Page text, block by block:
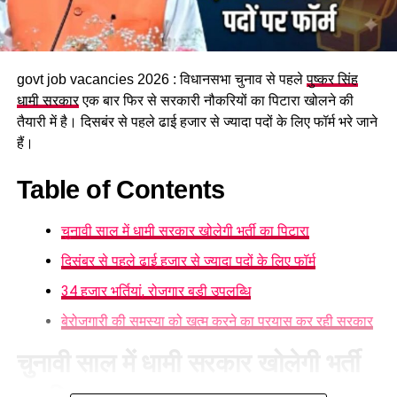
govt job vacancies 2026 : विधानसभा चुनाव से पहलेपुष्कर सिंह
धामी सरकारएक बार फिर से सरकारी नौकरियों का पिटारा खोलने की
तैयारी में है। दिसबंर से पहले ढाई हजार से ज्यादा पदों के लिए फॉर्म भरे जाने
हैं।
Table of Contents
चुनावी साल में धामी सरकार खोलेगी भर्ती का पिटारा
दिसंबर से पहले ढाई हजार से ज्यादा पदों के लिए फॉर्म
34 हजार भर्तियां, रोजगार बड़ी उपलब्धि
बेरोजगारी की समस्या को खत्म करने का प्रयास कर रही सरकार